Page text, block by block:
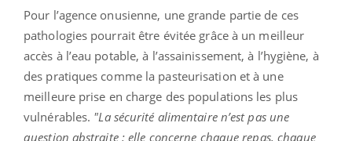
Pour l’agence onusienne, une grande partie de ces
pathologies pourrait être évitée grâce à un meilleur
accès à l’eau potable, à l’assainissement, à l’hygiène, à
des pratiques comme la pasteurisation et à une
meilleure prise en charge des populations les plus
vulnérables. "La sécurité alimentaire n’est pas une
question abstraite : elle concerne chaque repas, chaque